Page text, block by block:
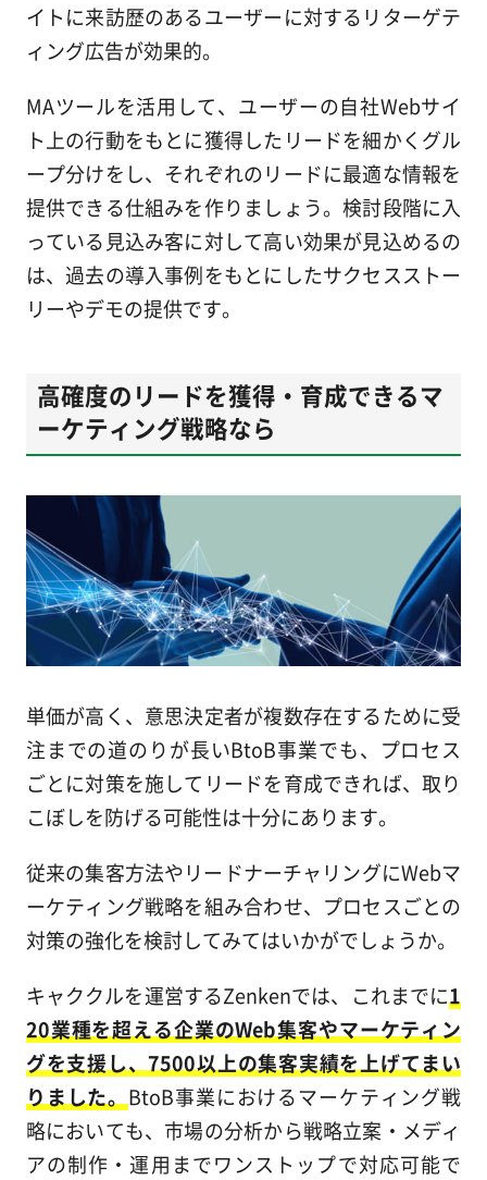
イトに来訪歴のあるユーザーに対するリターゲテ
ィング広告が効果的。
MAツールを活用して、ユーザーの自社Webサイ
ト上の行動をもとに獲得したリードを細かくグル
ープ分けをし、それぞれのリードに最適な情報を
提供できる仕組みを作りましょう。検討段階に入
っている見込み客に対して高い効果が見込めるの
は、過去の導入事例をもとにしたサクセスストー
リーやデモの提供です。
高確度のリードを獲得・育成できるマ
ーケティング戦略なら
単価が高く、意思決定者が複数存在するために受
注までの道のりが長いBtoB事業でも、プロセス
ごとに対策を施してリードを育成できれば、取り
こぼしを防げる可能性は十分にあります。
従来の集客方法やリードナーチャリングにWebマ
ーケティング戦略を組み合わせ、プロセスごとの
対策の強化を検討してみてはいかがでしょうか。
キャククルを運営するZenkenでは、これまでに1
20業種を超える企業のWeb集客やマーケティン
グを支援し、7500以上の集客実績を上げてまい
りました。 BtoB事業におけるマーケティング戦
略においても、市場の分析から戦略立案・メディ
アの制作・運用までワンストップで対応可能で